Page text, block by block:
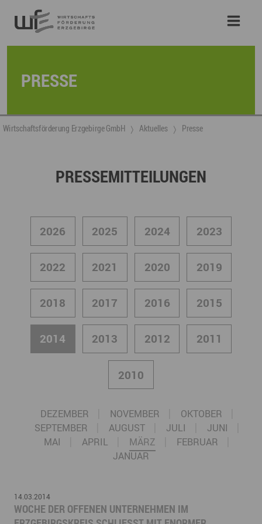
PRESSE
Wirtschaftsförderung Erzgebirge GmbH Aktuelles Presse
PRESSEMITTEILUNGEN
2026 2025 2024 2023
2022 2021 2020 2019
2018 2017 2016 2015
2014 2013 2012 2011
2010
DEZEMBER NOVEMBER
OKTOBER
SEPTEMBER
AUGUST JULI
JUNI
MAI
APRIL MÄRZ
FEBRUAR
JANUAR
14.03.2014
WOCHE DER OFFENEN UNTERNEHMEN IM